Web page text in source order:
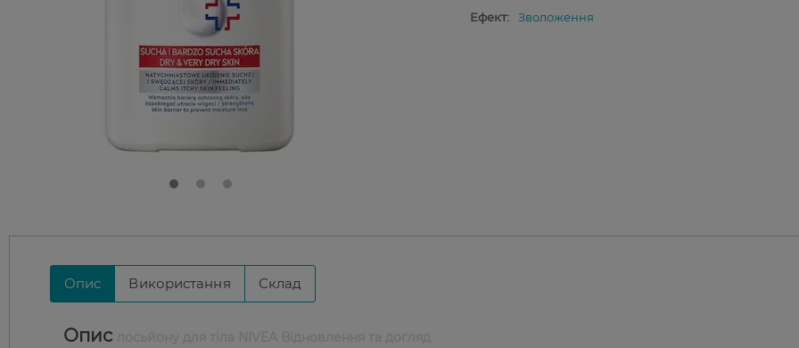
Ефект:
Зволоження
Опис Використання Склад
Опис